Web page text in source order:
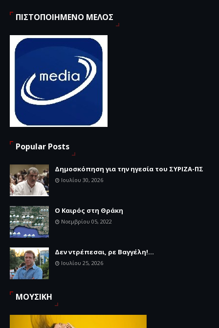
ΠΙΣΤΟΠΟΙΗΜΕΝΟ ΜΕΛΟΣ
Popular Posts
Δημοσκόπηση για την ηγεσία του ΣΥΡΙΖΑ-ΠΣ
Ιουλίου 30, 2026
Ο Καιρός στη Θράκη
Νοεμβρίου 05, 2022
Δεν ντρέπεσαι, ρε Βαγγέλη!...
Ιουλίου 25, 2026
ΜΟΥΣΙΚΗ